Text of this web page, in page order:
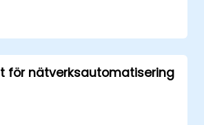
system.
med
OpenDaylight
för nätverksautomatisering